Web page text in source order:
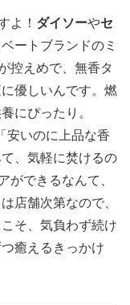
よ！ ダイソーやセ
ートブランドのミ
控えめで、無香タ
優しいんです。燃
にぴったり。
安いのに上品な香
、気軽に焚けるの
ができるなんて、
店舗次第なので、
そ、気負わず続け
癒えるきっかけ